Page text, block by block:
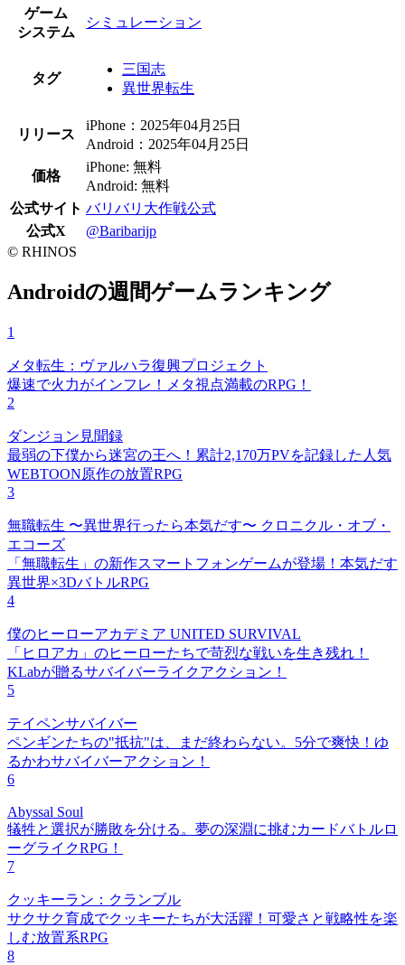
ゲーム
システム
シミュレーション
タグ
三国志
異世界転生
リリース
iPhone：2025年04月25日
Android：2025年04月25日
価格
iPhone: 無料
Android: 無料
公式サイト バリバリ大作戦公式
公式X
@Baribarijp
© RHINOS
Androidの週間ゲームランキング
1
メタ転生：ヴァルハラ復興プロジェクト
爆速で火力がインフレ！メタ視点満載のRPG！
2
ダンジョン見聞録
最弱の下僕から迷宮の王へ！累計2,170万PVを記録した人気
WEBTOON原作の放置RPG
3
無職転生 〜異世界行ったら本気だす〜 クロニクル・オブ・
エコーズ
「無職転生」の新作スマートフォンゲームが登場！本気だす
異世界×3DバトルRPG
4
僕のヒーローアカデミア UNITED SURVIVAL
「ヒロアカ」のヒーローたちで苛烈な戦いを生き残れ！
KLabが贈るサバイバーライクアクション！
5
テイペンサバイバー
ペンギンたちの"抵抗"は、まだ終わらない。5分で爽快！ゆ
るかわサバイバーアクション！
6
Abyssal Soul
犠牲と選択が勝敗を分ける。夢の深淵に挑むカードバトルロ
ーグライクRPG！
7
クッキーラン：クランブル
サクサク育成でクッキーたちが大活躍！可愛さと戦略性を楽
しむ放置系RPG
8